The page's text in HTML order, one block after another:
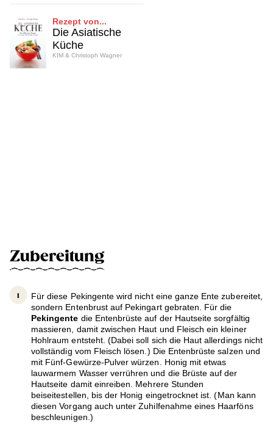
Rezept von...
Die Asiatische
Küche
KIM & Christoph Wagner
Zubereitung
Für diese Pekingente wird nicht eine ganze Ente zubereitet,
sondern Entenbrust auf Pekingart gebraten. Für die
Pekingente die Entenbrüste auf der Hautseite sorgfältig
massieren, damit zwischen Haut und Fleisch ein kleiner
Hohlraum entsteht. (Dabei soll sich die Haut allerdings nicht
vollständig vom Fleisch lösen.) Die Entenbrüste salzen und
mit Fünf-Gewürze-Pulver würzen. Honig mit etwas
lauwarmem Wasser verrühren und die Brüste auf der
Hautseite damit einreiben. Mehrere Stunden
beiseitestellen, bis der Honig eingetrocknet ist. (Man kann
diesen Vorgang auch unter Zuhilfenahme eines Haarföns
beschleunigen.)